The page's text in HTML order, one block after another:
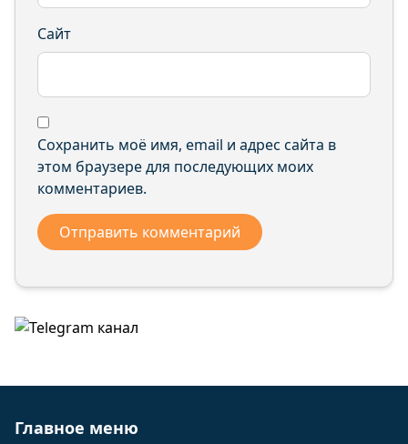
Хор-Тагна село Кавказская ул.
Хор-Тагна село Лесная ул.
Хор-Тагна село Новая ул.
Хор-Тагна село Сахалинская ул.
Хор-Тагна село Хорская ул.
Хор-Тагна село Школьная ул.
Сайт
Сохранить моё имя, email и адрес сайта в
этом браузере для последующих моих
комментариев.
Главное меню